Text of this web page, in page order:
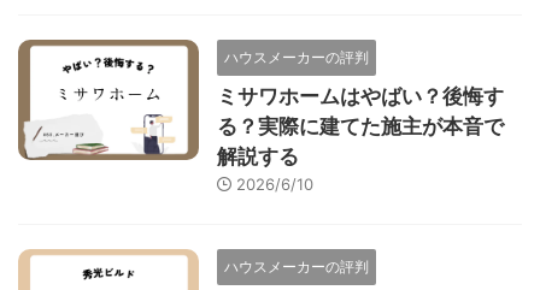
ハウスメーカーの評判
ミサワホームはやばい？後悔す
る？実際に建てた施主が本音で
解説する
2026/6/10
ハウスメーカーの評判